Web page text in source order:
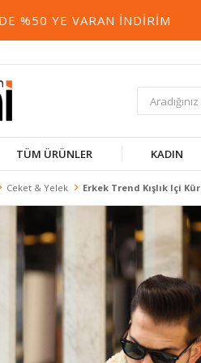
VARAN İNDIRIM 800 TL
TÜM ÜRÜNLER KADIN
Ceket & Yelek Erkek Trend Kışlık Içi